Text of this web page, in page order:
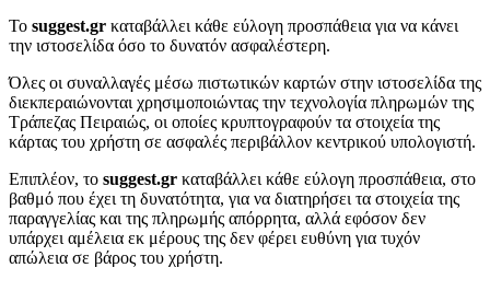
Το suggest.gr καταβάλλει κάθε εύλογη προσπάθεια για να κάνει
την ιστοσελίδα όσο το δυνατόν ασφαλέστερη.
Όλες οι συναλλαγές μέσω πιστωτικών καρτών στην ιστοσελίδα της
διεκπεραιώνονται χρησιμοποιώντας την τεχνολογία πληρωμών της
Τράπεζας Πειραιώς, οι οποίες κρυπτογραφούν τα στοιχεία της
κάρτας του χρήστη σε ασφαλές περιβάλλον κεντρικού υπολογιστή.
Επιπλέον, το suggest.gr καταβάλλει κάθε εύλογη προσπάθεια, στο
βαθμό που έχει τη δυνατότητα, για να διατηρήσει τα στοιχεία της
παραγγελίας και της πληρωμής απόρρητα, αλλά εφόσον δεν
υπάρχει αμέλεια εκ μέρους της δεν φέρει ευθύνη για τυχόν
απώλεια σε βάρος του χρήστη.